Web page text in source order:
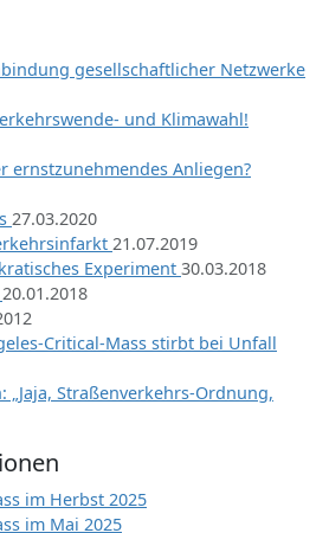
gesellschaftlicher Netzwerke
und Klimawahl!
ernstzunehmendes Anliegen?
27.03.2020
21.07.2019
Experiment 30.03.2018
20.01.2018
Critical-Mass stirbt bei Unfall
„Jaja, Straßenverkehrs-Ordnung,
im Herbst 2025
im Mai 2025